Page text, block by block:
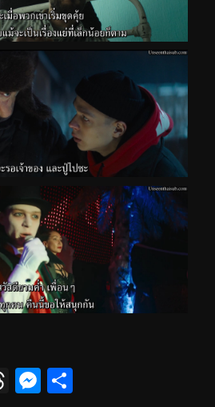
Threads
Messenger